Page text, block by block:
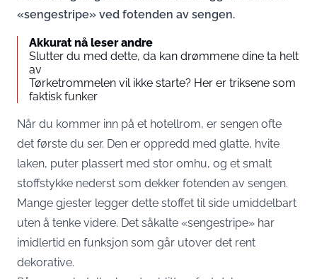
«sengestripe» ved fotenden av sengen.
Akkurat nå leser andre
Slutter du med dette, da kan drømmene dine ta helt
av
Tørketrommelen vil ikke starte? Her er triksene som
faktisk funker
Når du kommer inn på et hotellrom, er sengen ofte
det første du ser. Den er oppredd med glatte, hvite
laken, puter plassert med stor omhu, og et smalt
stoffstykke nederst som dekker fotenden av sengen.
Mange gjester legger dette stoffet til side umiddelbart
uten å tenke videre. Det såkalte «sengestripe» har
imidlertid en funksjon som går utover det rent
dekorative.